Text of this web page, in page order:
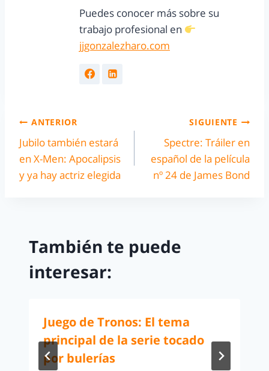
Puedes conocer más sobre su
trabajo profesional en
jjgonzalezharo.com
ANTERIOR
Jubilo también estará
en X-Men: Apocalipsis
y ya hay actriz elegida
SIGUIENTE
Spectre: Tráiler en
español de la película
nº 24 de James Bond
También te puede
interesar:
Juego de Tronos: El tema
principal de la serie tocado
por bulerías